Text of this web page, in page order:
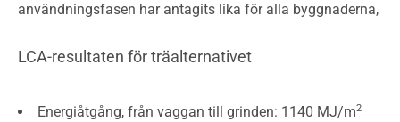
användningsfasen har antagits lika för alla byggnaderna,
LCA-resultaten för träalternativet
Energiåtgång, från vaggan till grinden: 1140 MJ/m2